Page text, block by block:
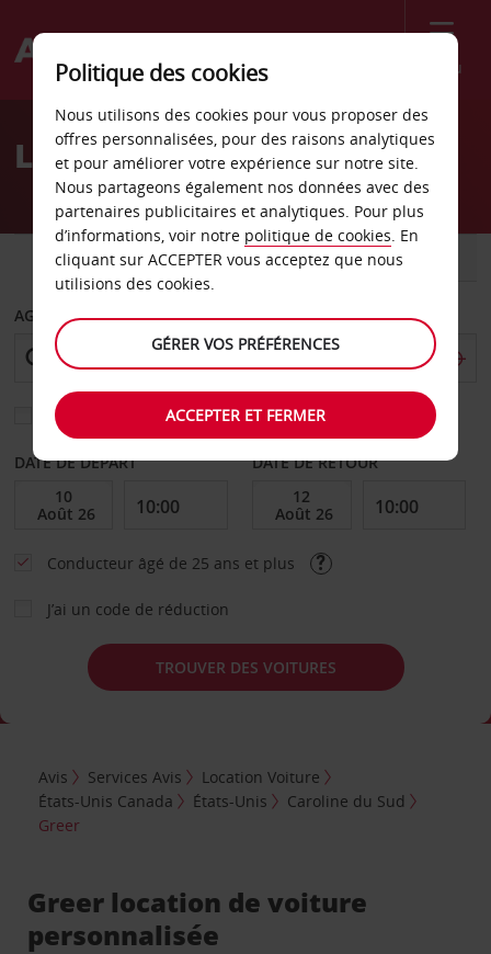
Menu
Welcome
AvisLocation de voiture Greer
VOITURE UTILITAIRE
AGENCE DE DÉPART
Sélectionnez une autre agence de retour
DATE DE DÉPART DATE DE RETOUR
Conducteur âgé de 25 ans et plus
J’ai un code de réduction
TROUVER DES VOITURES
Avis Services Avis
Location Voiture
États-Unis Canada
États-Unis
Caroline du Sud
Greer
Greer location de voiture
personnalisée
Politique des cookies
Nous utilisons des cookies pour vous proposer des
offres personnalisées, pour des raisons analytiques
et pour améliorer votre expérience sur notre site.
Nous partageons également nos données avec des
partenaires publicitaires et analytiques. Pour plus
d’informations, voir notre politique de cookies. En
cliquant sur ACCEPTER vous acceptez que nous
utilisions des cookies.
GÉRER VOS PRÉFÉRENCES
ACCEPTER ET FERMER